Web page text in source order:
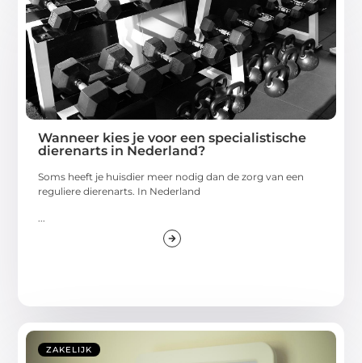
Wanneer kies je voor een specialistische
dierenarts in Nederland?
Soms heeft je huisdier meer nodig dan de zorg van een
reguliere dierenarts. In Nederland
ZAKELIJK